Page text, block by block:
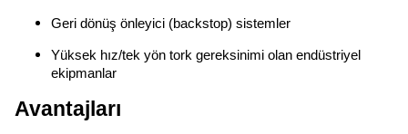
Geri dönüş önleyici (backstop) sistemler
Yüksek hız/tek yön tork gereksinimi olan endüstriyel
ekipmanlar
Avantajları